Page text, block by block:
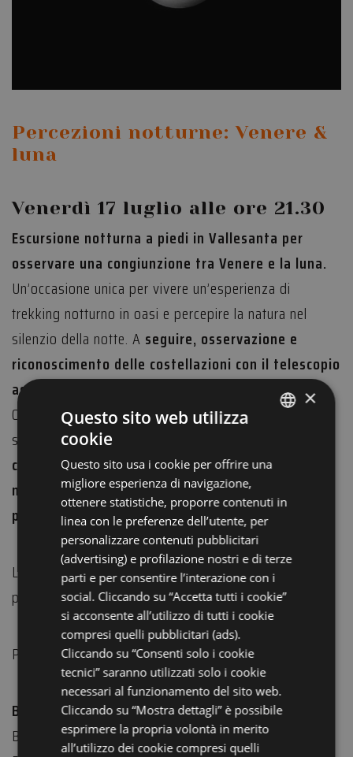
Percezioni notturne: Venere &
luna
Venerdì 17 luglio alle ore 21.30
Escursione notturna a piedi in Vallesanta per
osservare una congiunzione tra Venere e la luna.
Un’occasione unica per vivere un’esperienza di
trekking notturno in oasi e percepire la natura nel
silenzio della notte. A seguire, osservazione e
riconoscimento delle costellazioni con il telescopio
astronomico
a cura di Tosi Marco “Magia in cielo”.
Oltre alle osservazioni al telescopio ci sarà anche una
sessione dedicata all’
costellazioni visibili in cielo, con l’aiuto di un
nostro astrofilo esperto munito di laser di
puntamento.
L’attività si svolge con un numero minimo di 5
partecipanti
Prenotazione entro giovedì 18
Biglietti:
Biglietto intero € 15
ENGLISH
FRENCH
×
Questo sito web utilizza
cookie
Questo sito usa i cookie per offrire una
migliore esperienza di navigazione,
ottenere statistiche, proporre contenuti in
linea con le preferenze dell’utente, per
personalizzare contenuti pubblicitari
(advertising) e profilazione nostri e di terze
parti e per consentire l’interazione con i
social. Cliccando su “Accetta tutti i cookie”
si acconsente all’utilizzo di tutti i cookie
compresi quelli pubblicitari (ads).
Cliccando su “Consenti solo i cookie
tecnici” saranno utilizzati solo i cookie
necessari al funzionamento del sito web.
Cliccando su “Mostra dettagli” è possibile
esprimere la propria volontà in merito
all’utilizzo dei cookie compresi quelli